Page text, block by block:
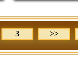
3 >>